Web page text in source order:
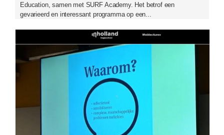
Education, samen met SURF Academy. Het betrof een
gevarieerd en interessant programma op een...
logosigme-aangepast2.png